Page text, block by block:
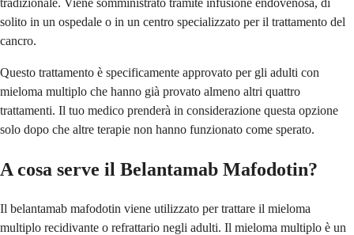
tradizionale. Viene somministrato tramite infusione endovenosa, di
solito in un ospedale o in un centro specializzato per il trattamento del
cancro.
Questo trattamento è specificamente approvato per gli adulti con
mieloma multiplo che hanno già provato almeno altri quattro
trattamenti. Il tuo medico prenderà in considerazione questa opzione
solo dopo che altre terapie non hanno funzionato come sperato.
A cosa serve il Belantamab Mafodotin?
Il belantamab mafodotin viene utilizzato per trattare il mieloma
multiplo recidivante o refrattario negli adulti. Il mieloma multiplo è un